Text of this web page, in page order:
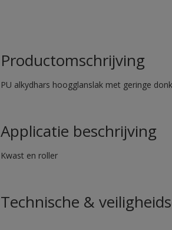
Productomschrijving
PU alkydhars hoogglanslak met geringe
Applicatie beschrijving
Kwast en roller
Technische &